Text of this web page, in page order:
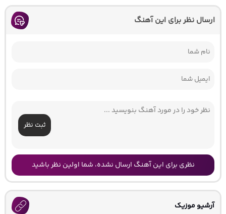
ارسال نظر برای این آهنگ
ثبت نظر
نظری برای این آهنگ ارسال نشده، شما اولین نظر باشید
آرشیو موزیک